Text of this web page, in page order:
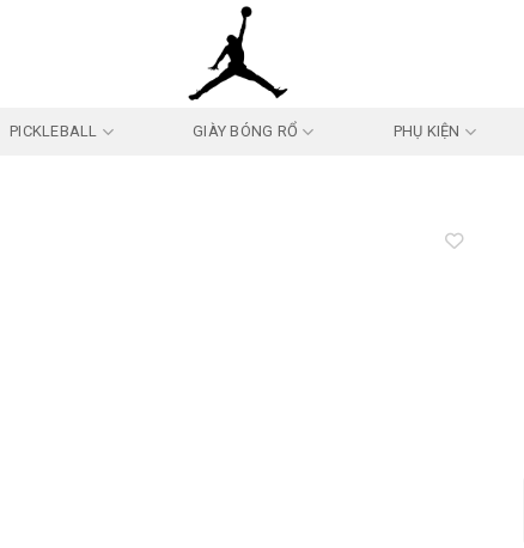
PICKLEBALL GIÀY BÓNG RỔ PHỤ KIỆN